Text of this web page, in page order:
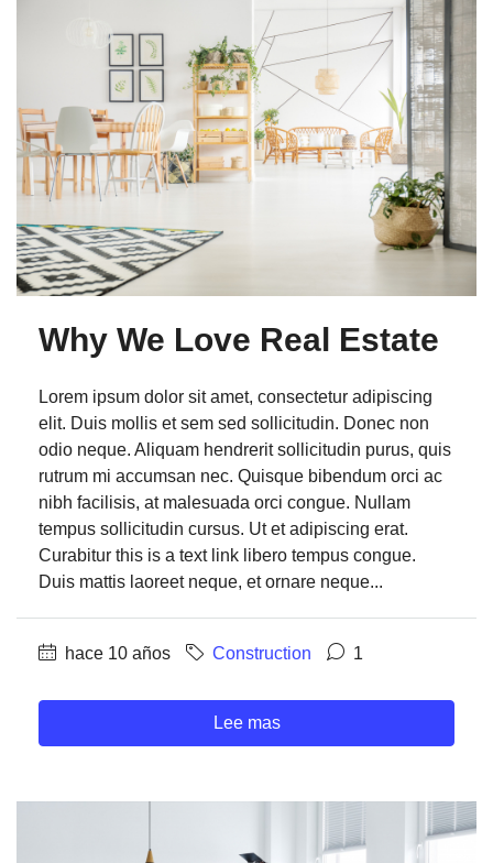
Why We Love Real Estate
Lorem ipsum dolor sit amet, consectetur adipiscing
elit. Duis mollis et sem sed sollicitudin. Donec non
odio neque. Aliquam hendrerit sollicitudin purus, quis
rutrum mi accumsan nec. Quisque bibendum orci ac
nibh facilisis, at malesuada orci congue. Nullam
tempus sollicitudin cursus. Ut et adipiscing erat.
Curabitur this is a text link libero tempus congue.
Duis mattis laoreet neque, et ornare neque...
hace 10 años Construction 1
Lee mas